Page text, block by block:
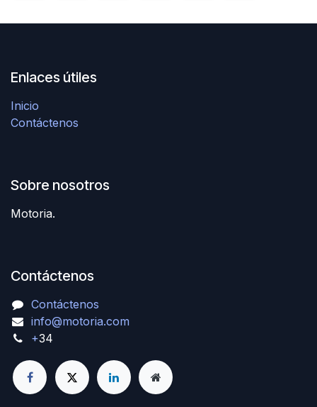
Enlaces útiles
Inicio
Contáctenos
Sobre nosotros
Motoria.
Contáctenos
Contáctenos
info@motoria.com
+34